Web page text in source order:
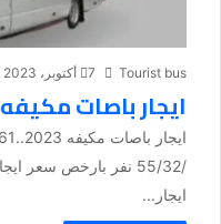
Tourist bus 7 أكتوبر، 2023
ايجار باصات مكيفه 2023..01121759361
ايجار...